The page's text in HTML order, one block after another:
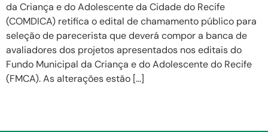
da Criança e do Adolescente da Cidade do Recife
(COMDICA) retifica o edital de chamamento público para
seleção de parecerista que deverá compor a banca de
avaliadores dos projetos apresentados nos editais do
Fundo Municipal da Criança e do Adolescente do Recife
(FMCA). As alterações estão […]